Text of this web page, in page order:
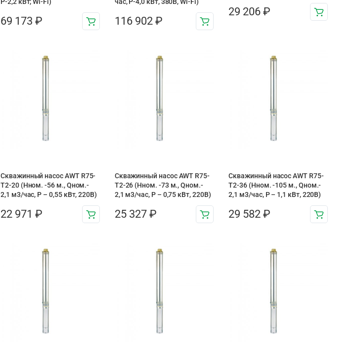
69 173 ₽ 116 902 ₽
29 206₽
Скважинный насос AWT R75-
T2-20 (Нном. -56 м., Qном.-
2,1 м3/час, Р – 0,55 кВт, 220В)
22 971 ₽
Скважинный насос AWT R75-
T2-26 (Нном. -73 м., Qном.-
2,1 м3/час, Р – 0,75 кВт, 220В)
25 327 ₽
Скважинный насос AWT R75-
T2-36 (Нном. -105 м., Qном.-
2,1 м3/час, Р – 1,1 кВт, 220В)
29 582₽